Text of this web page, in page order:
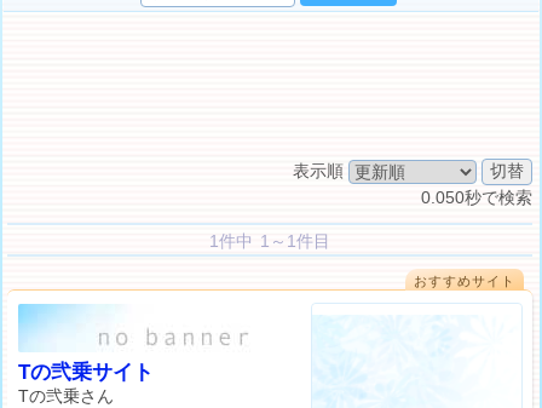
表示順
0.050秒で検索
1件中 1～1件目
おすすめサイト
Tの弐乗サイト
Tの弐乗さん